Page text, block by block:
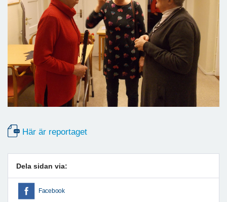
Här är reportaget
Dela sidan via:
Facebook